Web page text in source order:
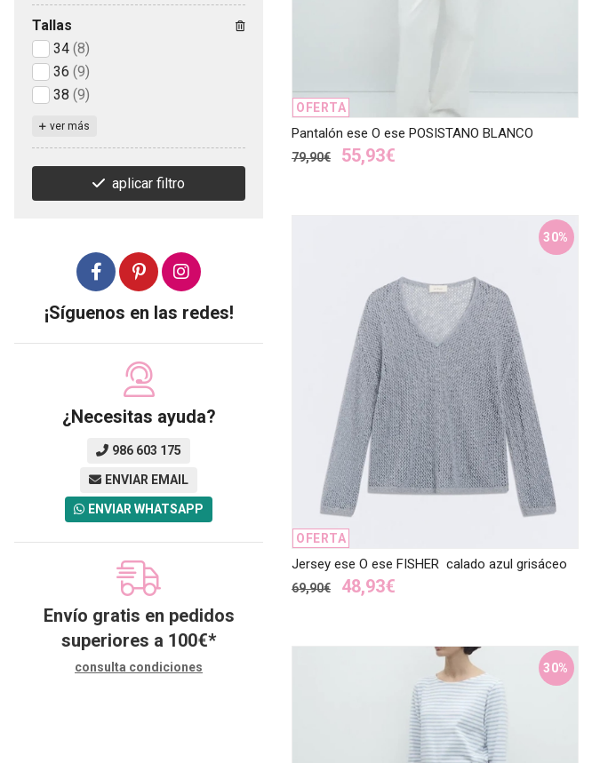
OFERTA
Pantalón ese O ese POSISTANO BLANCO
79,90€ 55,93€
30%
OFERTA
Jersey ese O ese FISHER calado azul grisáceo
69,90€ 48,93€
30%
Tallas
34 (8)
36 (9)
38 (9)
ver más
aplicar filtro
¡Síguenos en las redes!
¿Necesitas ayuda?
986 603 175
ENVIAR EMAIL
ENVIAR WHATSAPP
Envío gratis en pedidos
superiores a 100€*
consulta condiciones